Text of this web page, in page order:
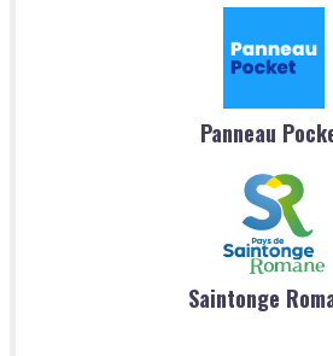
Panneau
Saintonge